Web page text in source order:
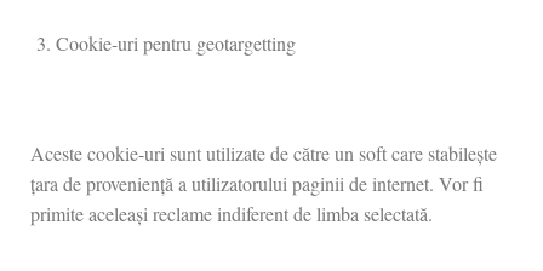
Cookie-uri pentru geotargetting
Aceste cookie-uri sunt utilizate de către un soft care stabilește
țara de proveniență a utilizatorului paginii de internet. Vor fi
primite aceleași reclame indiferent de limba selectată.